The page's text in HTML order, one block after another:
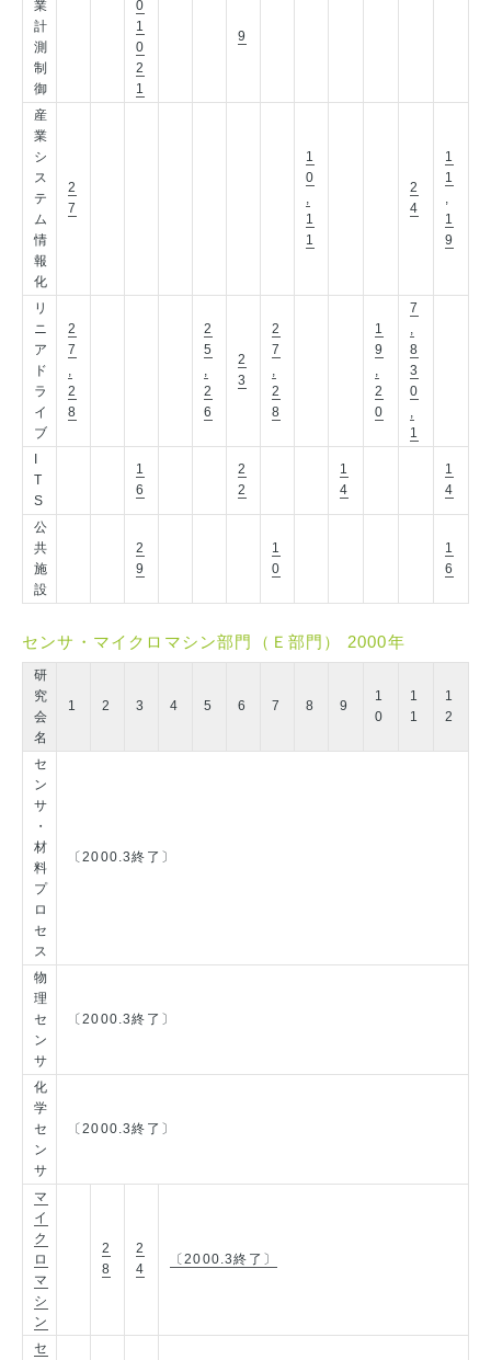
業
計
測
制
御
0
1
0
2
1
9
産
業
シ
ス
テ
ム
情
報
化
2
7
1
0
,
1
1
2
4
1
1
,
1
9
リ
ニ
ア
ド
ラ
イ
ブ
2
7
,
2
8
2
5
,
2
6
2
3
2
7
,
2
8
1
9
,
2
0
7
,
8
3
0
,
1
T
S
1
6
2
2
1
4
1
4
公
共
施
設
2
9
1
0
1
6
センサ・マイクロマシン部門（Ｅ部門） 2000年
研
究
会
名
1 2 3 4 5 6 7 8 9
1
0
1
1
1
2
セ
ン
サ
・
材
料
プ
ロ
セ
ス
〔2000.3終了〕
物
理
セ
ン
サ
〔2000.3終了〕
化
学
セ
ン
サ
〔2000.3終了〕
マ
イ
ク
ロ
マ
シ
ン
2
8
2
4
〔2000.3終了〕
セ